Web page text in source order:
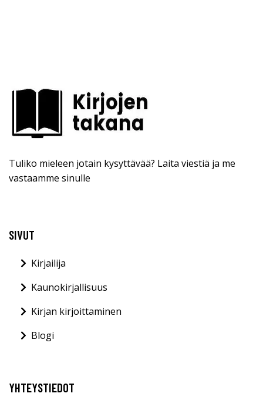
Tuliko mieleen jotain kysyttävää? Laita viestiä ja me
vastaamme sinulle
SIVUT
Kirjailija
Kaunokirjallisuus
Kirjan kirjoittaminen
Blogi
YHTEYSTIEDOT